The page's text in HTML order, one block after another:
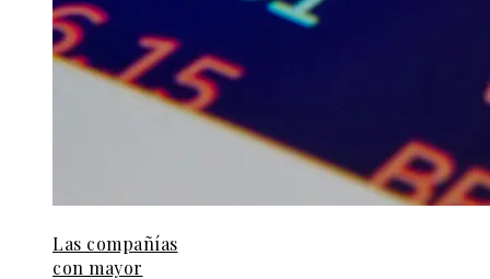
Las compañías
con mayor